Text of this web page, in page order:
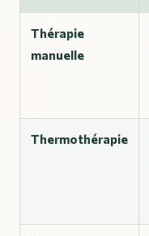
Thérapie
manuelle
Thermothérapie